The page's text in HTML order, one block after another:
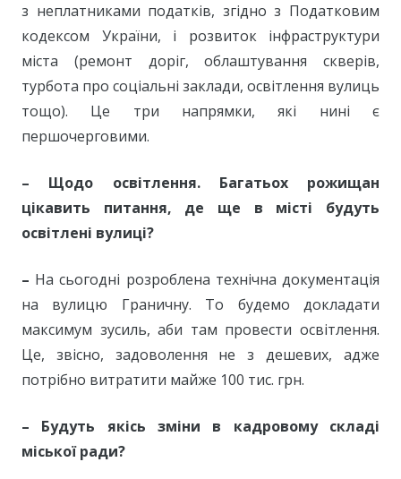
з неплатниками податків, згідно з Податковим
кодексом України, і розвиток інфраструктури
міста (ремонт доріг, облаштування скверів,
турбота про соціальні заклади, освітлення вулиць
тощо). Це три напрямки, які нині є
першочерговими.
– Щодо освітлення. Багатьох рожищан
цікавить питання, де ще в місті будуть
освітлені вулиці?
– На сьогодні розроблена технічна документація
на вулицю Граничну. То будемо докладати
максимум зусиль, аби там провести освітлення.
Це, звісно, задоволення не з дешевих, адже
потрібно витратити майже 100 тис. грн.
– Будуть якісь зміни в кадровому складі
міської ради?